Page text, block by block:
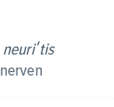
neuriʹtis